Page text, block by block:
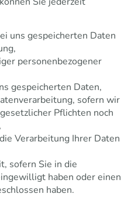
uns gespeicherten Daten
personenbezogener
gespeicherten Daten,
sofern wir
Pflichten noch
Verarbeitung Ihrer Daten
sofern Sie in die
haben oder einen
haben.